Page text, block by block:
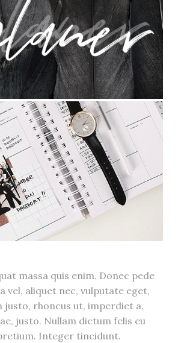
massa quis enim. Donec pede
vel, aliquet nec, vulputate eget,
justo, rhoncus ut, imperdiet a,
justo. Nullam dictum felis eu
Integer tincidunt.